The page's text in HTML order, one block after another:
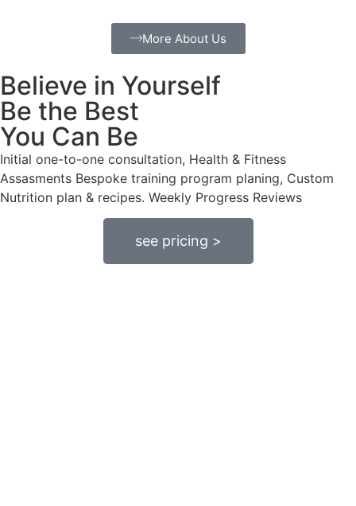
More About Us
Believe in Yourself
Be the Best
You Can Be
Initial one-to-one consultation, Health & Fitness
Assasments Bespoke training program planing, Custom
Nutrition plan & recipes. Weekly Progress Reviews
see pricing >